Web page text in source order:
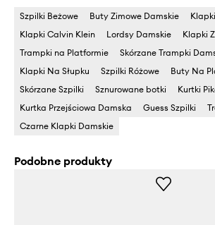
Szpilki Beżowe Buty Zimowe Damskie
Klapki Calvin Klein
Lordsy Damskie
Klapki
Trampki na Platformie
Skórzane Trampki
Klapki Na Słupku
Szpilki Różowe
Buty Na
Skórzane Szpilki
Sznurowane botki
Kurtki
Kurtka Przejściowa Damska
Guess Szpilki
Czarne Klapki Damskie
Podobne produkty